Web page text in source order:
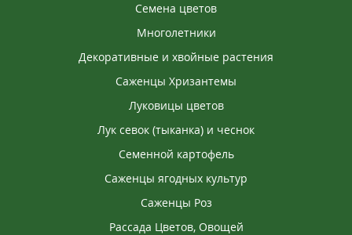
Семена цветов
Многолетники
Декоративные и хвойные растения
Саженцы Хризантемы
Луковицы цветов
Лук севок (тыканка) и чеснок
Семенной картофель
Саженцы ягодных культур
Саженцы Роз
Рассада Цветов, Овощей